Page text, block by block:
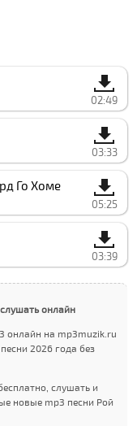
02:49
03:33
Го Хоме
05:25
03:39
онлайн
онлайн на mp3muzik.ru
2026 года без
слушать и
новые mp3 песни Рой